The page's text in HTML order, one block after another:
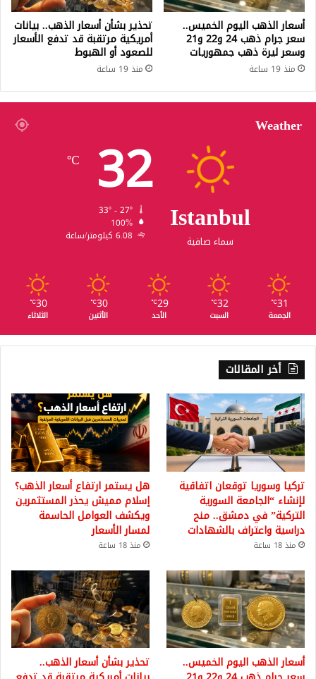
أسعار الذهب اليوم الخميس..
سعر جرام ذهب 24 و22 و21
وسعر ليرة ذهب جمهوريات
منذ 19 ساعة
تحذير بشأن أسعار الذهب.. بيانات
أمريكية مرتقبة قد تدفع الأسعار
للصعود أو الهبوط
منذ 19 ساعة
Weather
Istanbul
سماء صافية
32
℃
100%
6.08 كيلومتر/ساعة
31
℃
الجمعة
32
℃
السبت
29
℃
الأحد
30
℃
الأثنين
30
℃
الثلاثاء
أخر المقالات
تركيا وسوريا توقعان اتفاقية
لإنشاء “الجامعة السورية
التركية” في دمشق.. منح
دراسية واعتراف بالشهادات
منذ 18 ساعة
هل يستمر ارتفاع أسعار الذهب؟
إسلام مميش يحذر المستثمرين
ويكشف العوامل الحاسمة
لمسار الأسعار
منذ 18 ساعة
أسعار الذهب اليوم الخميس.. تحذير بشأن أسعار الذهب..